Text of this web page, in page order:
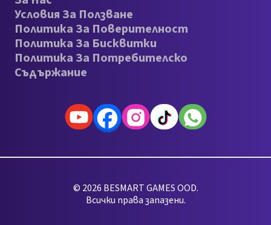
Условия За Ползване
Политика За Поверителност
Политика За Бисквитки
Политика За Потребителско
Съдържание
© 2026 BESMART GAMES OOD.
Всички права запазени.